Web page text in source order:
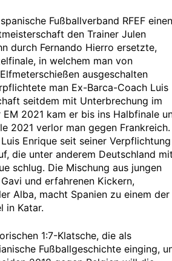
Fußballverband RFEF einen
den Trainer Julen
durch Fernando Hierro ersetzte,
in welchem man von
ausgeschalten
man Ex-Barca-Coach Luis
seitdem mit Unterbrechung im
2021 kam er bis ins Halbfinale
2021 verlor man gegen Frankreich.
Enrique seit seiner Verpflichtung
die unter anderem Deutschland
schlug. Die Mischung aus jungen
und erfahrenen Kickern,
Alba, macht Spanien zu einem der
in Katar.
1:7-Klatsche, die als
Fußballgeschichte einging,